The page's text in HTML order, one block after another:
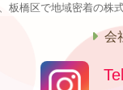
橋区で地域密着の株
会